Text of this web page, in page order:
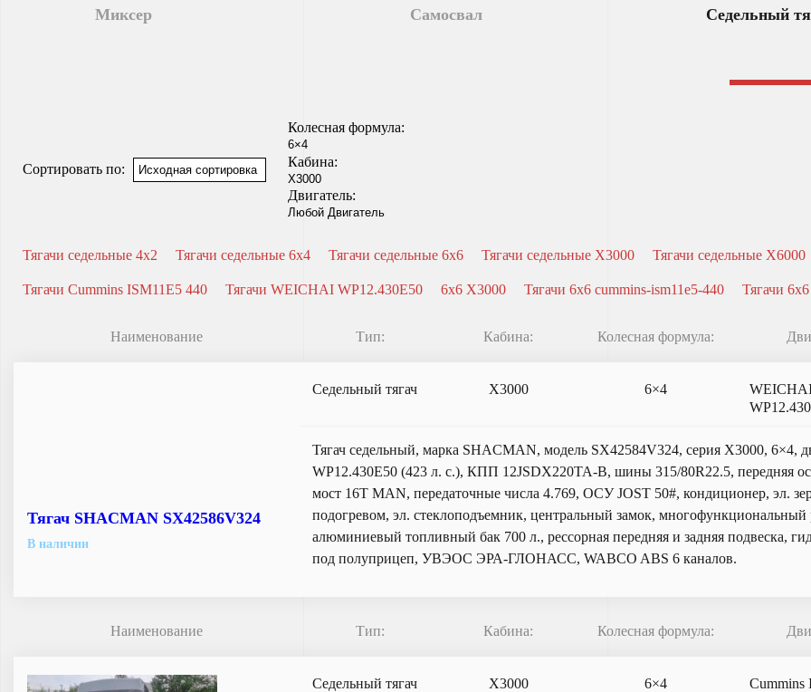
Миксер Самосвал Седельный
Сортировать по:
Колесная формула:
Кабина:
Двигатель:
Тягачи седельные 4x2 Тягачи седельные 6x4 Тягачи седельные 6x6 Тягачи седельные X3000 Тягачи седельные X6000
Тягачи Cummins ISM11E5 440 Тягачи WEICHAI WP12.430E50 6x6 X3000 Тягачи 6x6 cummins-ism11e5-440 Тягачи
Наименование Тип: Кабина: Колесная формула:
Тягач SHACMAN SX42586V324
В наличии
Седельный тягач X3000 6×4
Тягач седельный, марка SHACMAN, модель SX42584V324, серия Х3000, 6×4,
WP12.430E50 (423 л. с.), КПП 12JSDX220TA-B, шины 315/80R22.5, передняя
мост 16T MAN, передаточные числа 4.769, ОСУ JOST 50#, кондиционер, эл.
подогревом, эл. стеклоподъемник, центральный замок, многофункциональный
алюминиевый топливный бак 700 л., рессорная передняя и задняя подвеска,
под полуприцеп, УВЭОС ЭРА-ГЛОНАСС, WABCO ABS 6 каналов.
Наименование Тип: Кабина: Колесная формула:
Седельный тягач X3000 6×4 Cummins